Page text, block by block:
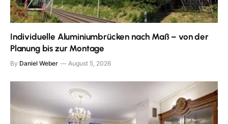
Individuelle Aluminiumbrücken nach Maß – von der
Planung bis zur Montage
By Daniel Weber August 5, 2026